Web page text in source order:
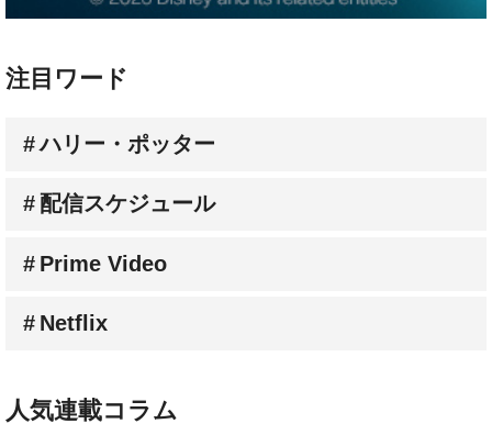
注目ワード
ハリー・ポッター
配信スケジュール
Prime Video
Netflix
林家たい平のスクリーンに乾杯！《動画》